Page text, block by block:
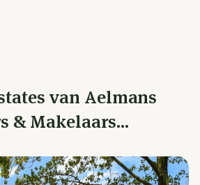
van Aelmans
& Makelaars...